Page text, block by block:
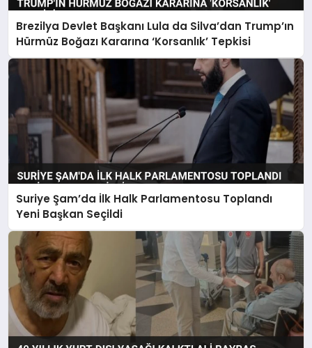
Brezilya Devlet Başkanı Lula da Silva’dan Trump’ın
Hürmüz Boğazı Kararına ‘Korsanlık’ Tepkisi
Suriye Şam’da İlk Halk Parlamentosu Toplandı
Yeni Başkan Seçildi